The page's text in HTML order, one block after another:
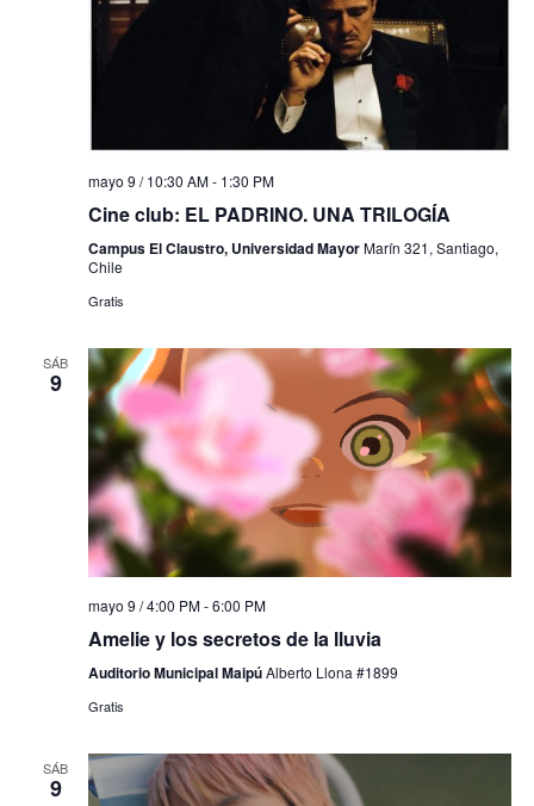
mayo 9 / 10:30 AM- 1:30 PM
Cine club: EL PADRINO. UNA TRILOGÍA
Campus El Claustro, Universidad MayorMarín 321, Santiago,
Chile
Gratis
SÁB
9
mayo 9 / 4:00 PM-6:00 PM
Amelie y los secretos de la lluvia
Auditorio Municipal MaipúAlberto Llona #1899
Gratis
SÁB
9